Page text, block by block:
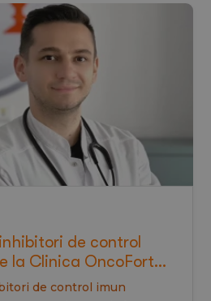
de control
la Clinica OncoFort
de control imun